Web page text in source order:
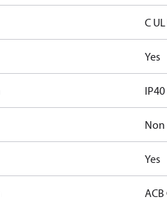
C
Yes
IP40
Non
Yes
ACB